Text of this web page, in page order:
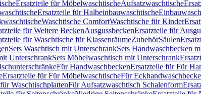
Ersatzteile für MöbelwaschtischeAufsatzwaschtische
Ersatzteile für Halbeinbauwaschtische
Waschtische ComfortWaschtische für Kinder
für Weitere BeckenAusgussbeckenErsatzteile für
für Waschtische für KlassenräumeZubehörSäulen
Sets Waschtisch mit UnterschrankSets Handwaschbecken
UnterschrankSets Möbelwaschtisch mit Unterschrank
Für HandwaschbeckenErsatzteile für Für
Ersatzteile für Für MöbelwaschtischeFür
WaschtischplattenFür Aufsatzwaschtisch Schalenform